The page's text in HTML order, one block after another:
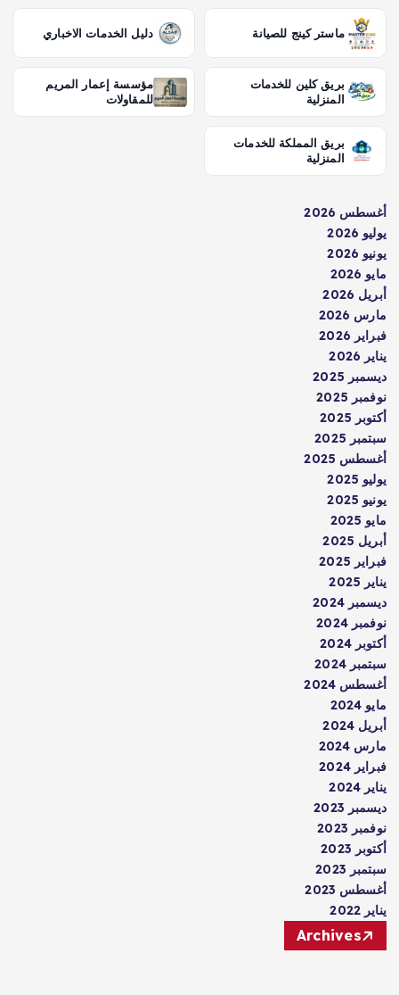
ماستر كينج للصيانة دليل الخدمات الاخباري
بريق كلين للخدمات
المنزلية
مؤسسة إعمار المريم
للمقاولات
بريق المملكة للخدمات
المنزلية
أغسطس 2026
يوليو 2026
يونيو 2026
مايو 2026
أبريل 2026
مارس 2026
فبراير 2026
يناير 2026
ديسمبر 2025
نوفمبر 2025
أكتوبر 2025
سبتمبر 2025
أغسطس 2025
يوليو 2025
يونيو 2025
مايو 2025
أبريل 2025
فبراير 2025
يناير 2025
ديسمبر 2024
نوفمبر 2024
أكتوبر 2024
سبتمبر 2024
أغسطس 2024
مايو 2024
أبريل 2024
مارس 2024
فبراير 2024
يناير 2024
ديسمبر 2023
نوفمبر 2023
أكتوبر 2023
سبتمبر 2023
أغسطس 2023
يناير 2022
Archives